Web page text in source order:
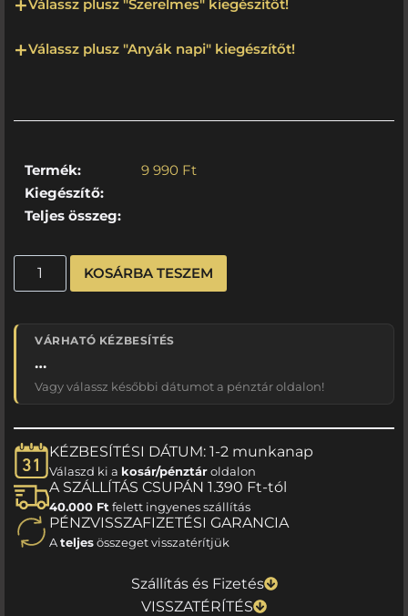
Válassz plusz "Szerelmes" kiegészítőt!
Válassz plusz "Anyák napi" kiegészítőt!
Termék: 9 990 Ft
Kiegészítő:
Teljes összeg:
KOSÁRBA TESZEM
VÁRHATÓ KÉZBESÍTÉS
…
Vagy válassz későbbi dátumot a pénztár oldalon!
KÉZBESÍTÉSI DÁTUM: 1-2 munkanap
Válaszd ki a kosár/pénztároldalon
A SZÁLLÍTÁS CSUPÁN 1.390 Ft-tól
40.000 Ftfelett ingyenes szállítás
PÉNZVISSZAFIZETÉSI GARANCIA
Ateljesösszeget visszatérítjük
Szállítás és Fizetés
VISSZATÉRÍTÉS